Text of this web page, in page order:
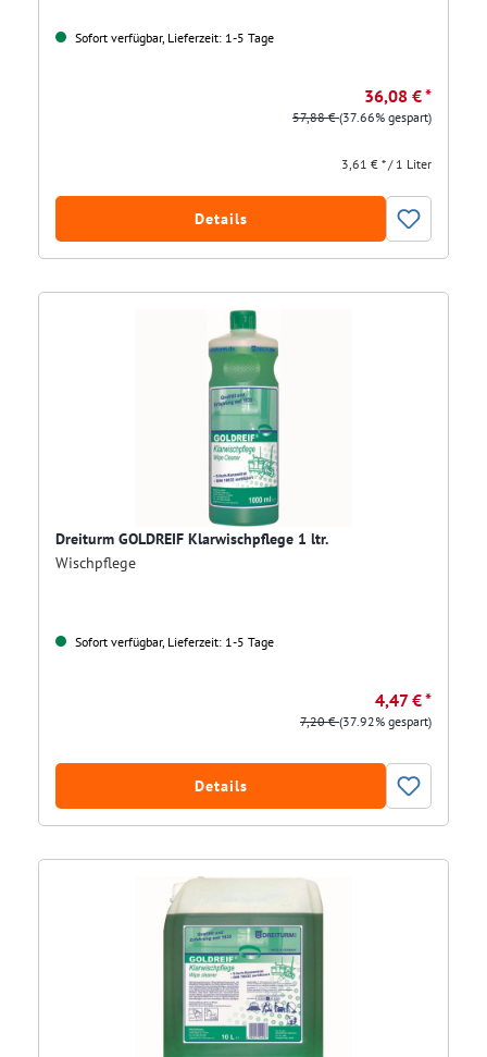
Sofort verfügbar, Lieferzeit: 1-5 Tage
36,08 € *
57,88 €(37.66% gespart)
3,61 € * / 1 Liter
Details
Dreiturm GOLDREIF Klarwischpflege 1 ltr.
Wischpflege
Sofort verfügbar, Lieferzeit: 1-5 Tage
4,47 € *
7,20 €(37.92% gespart)
Details